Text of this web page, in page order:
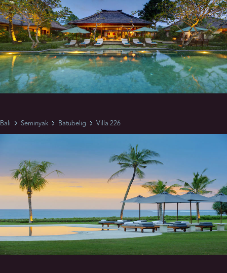
Bali Seminyak Batubelig Villa 226